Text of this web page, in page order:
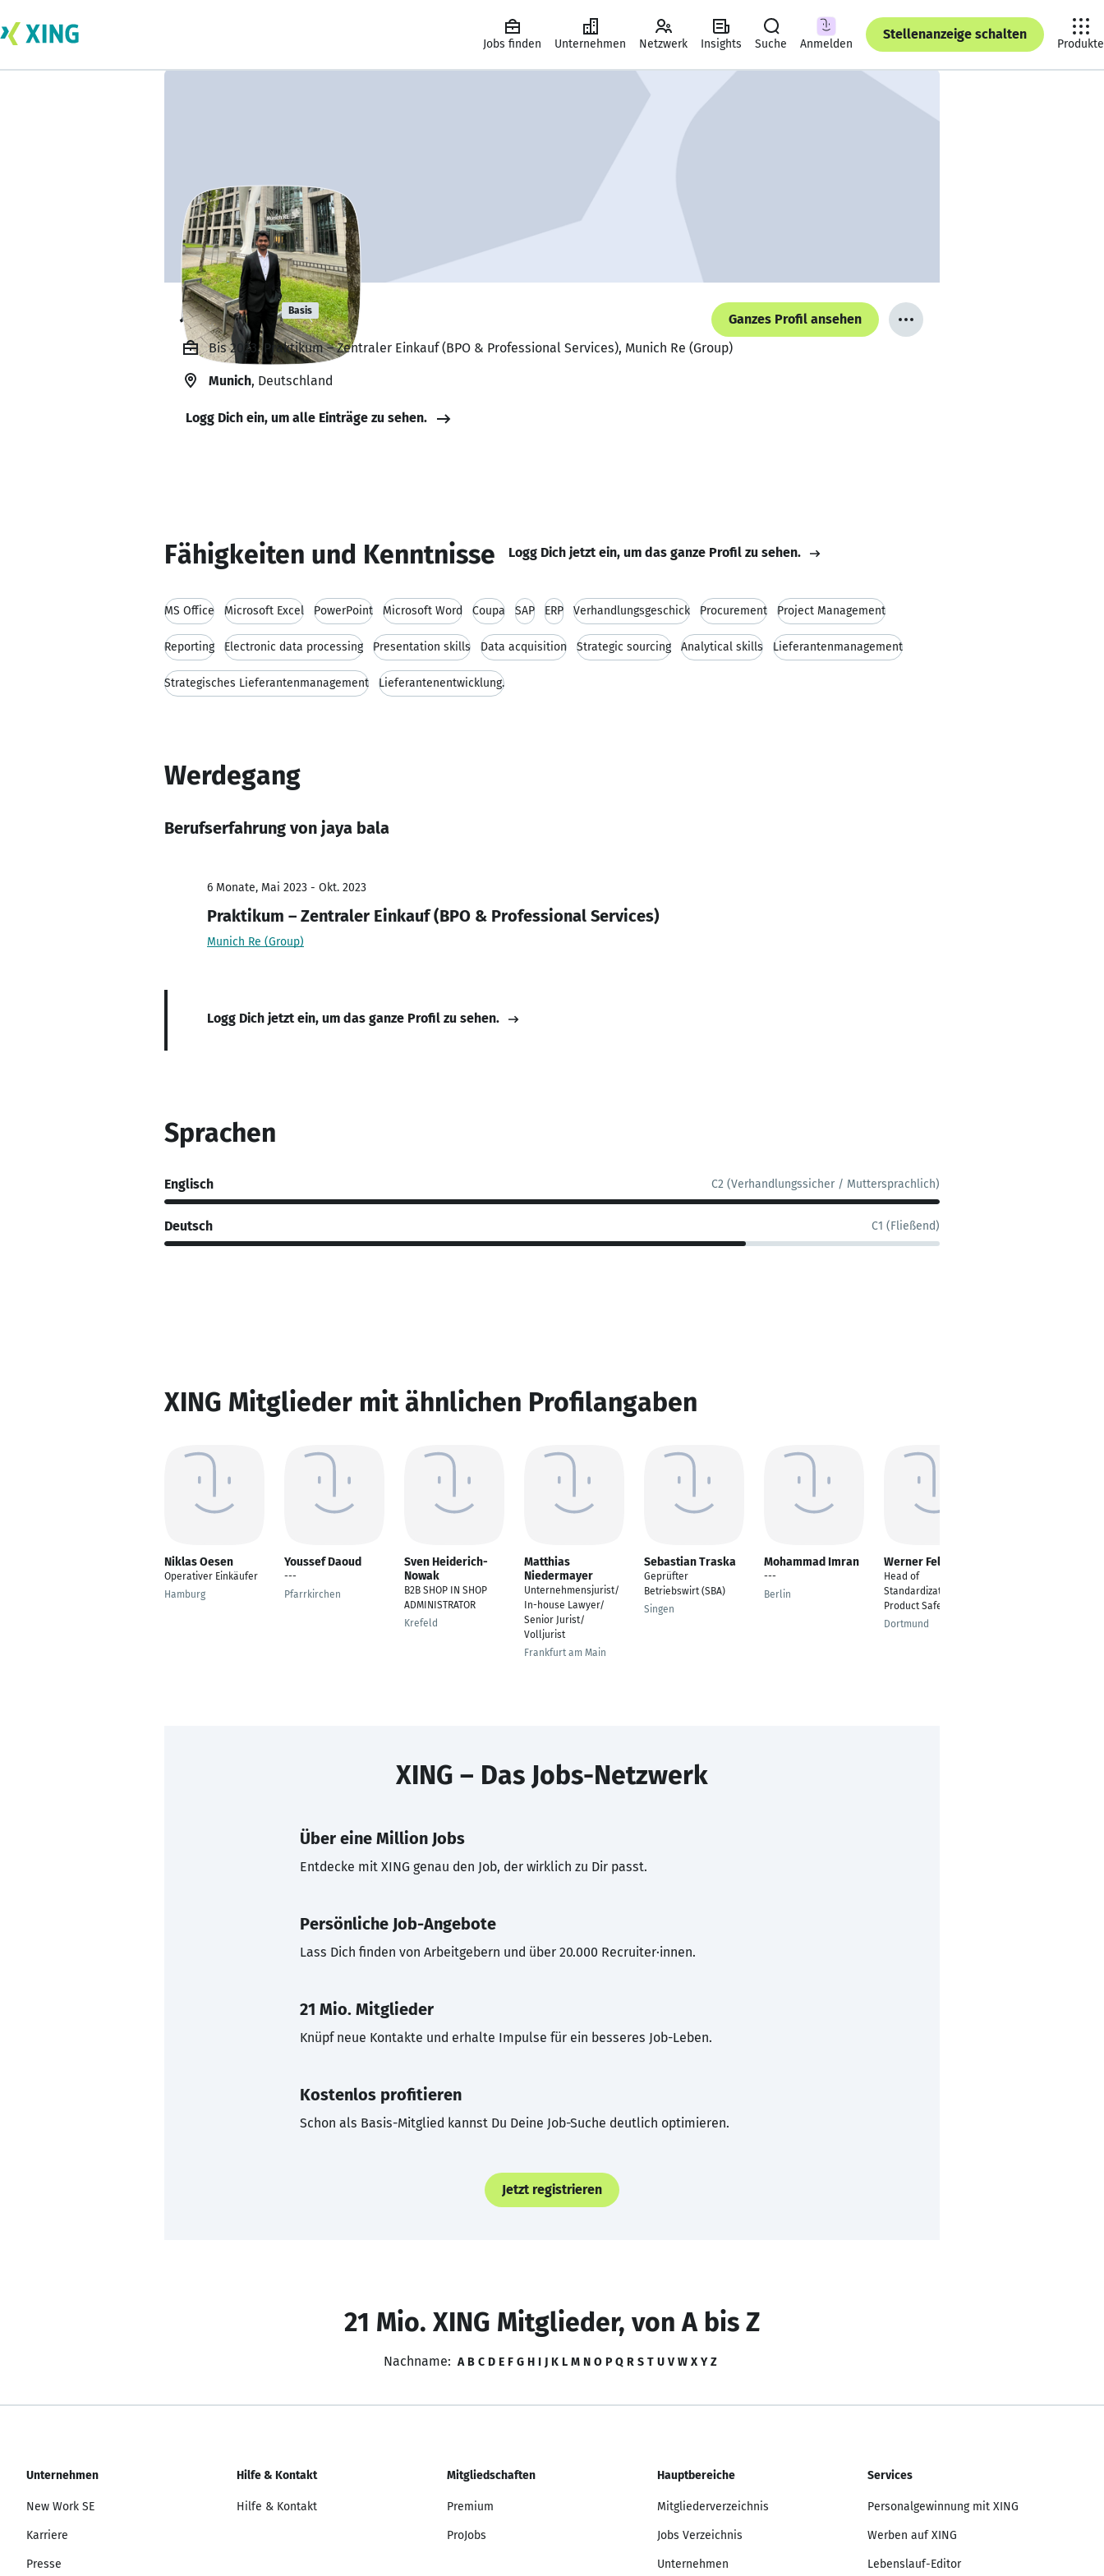
Jobs finden Unternehmen Netzwerk Insights Suche Anmelden
Stellenanzeige schalten
Produkte
jaya bala Basis
Ganzes Profil ansehen
Bis 2023, Praktikum – Zentraler Einkauf (BPO & Professional Services), Munich Re (Group)
Munich, Deutschland
Logg Dich ein, um alle Einträge zu sehen.
Fähigkeiten und Kenntnisse Logg Dich jetzt ein, um das ganze Profil zu sehen.
MS Office Microsoft Excel PowerPoint Microsoft Word Coupa SAP ERP Verhandlungsgeschick Procurement Project Management
Reporting Electronic data processing Presentation skills Data acquisition Strategic sourcing Analytical skills Lieferantenmanagement
Strategisches Lieferantenmanagement Lieferantenentwicklung.
Werdegang
Berufserfahrung von jaya bala
6 Monate, Mai 2023 - Okt. 2023
Praktikum – Zentraler Einkauf (BPO & Professional Services)
Munich Re (Group)
Logg Dich jetzt ein, um das ganze Profil zu sehen.
Sprachen
Englisch C2 (Verhandlungssicher / Muttersprachlich)
Deutsch C1 (Fließend)
XING Mitglieder mit ähnlichen Profilangaben
Niklas Oesen
Operativer Einkäufer
Hamburg
Youssef Daoud
---
Pfarrkirchen
Sven Heiderich-
Nowak
B2B SHOP IN SHOP
ADMINISTRATOR
Krefeld
Matthias
Niedermayer
Unternehmensjurist/
In-house Lawyer/
Senior Jurist/
Volljurist
Frankfurt am Main
Sebastian Traska
Geprüfter
Betriebswirt (SBA)
Singen
Mohammad Imran
---
Berlin
Werner Fellner
Head of
Standardization and
Product Safety
Dortmund
XING – Das Jobs-Netzwerk
Über eine Million Jobs
Entdecke mit XING genau den Job, der wirklich zu Dir passt.
Persönliche Job-Angebote
Lass Dich finden von Arbeitgebern und über 20.000 Recruiter·innen.
21 Mio. Mitglieder
Knüpf neue Kontakte und erhalte Impulse für ein besseres Job-Leben.
Kostenlos profitieren
Schon als Basis-Mitglied kannst Du Deine Job-Suche deutlich optimieren.
Jetzt registrieren
21 Mio. XING Mitglieder, von A bis Z
Nachname: A B C D E F G H I J K L M N O P Q R S T U V W X Y Z
Unternehmen
New Work SE
Karriere
Presse
Hilfe & Kontakt
Hilfe & Kontakt
Mitgliedschaften
Premium
ProJobs
Hauptbereiche
Mitgliederverzeichnis
Jobs Verzeichnis
Unternehmen
Services
Personalgewinnung mit XING
Werben auf XING
Lebenslauf-Editor